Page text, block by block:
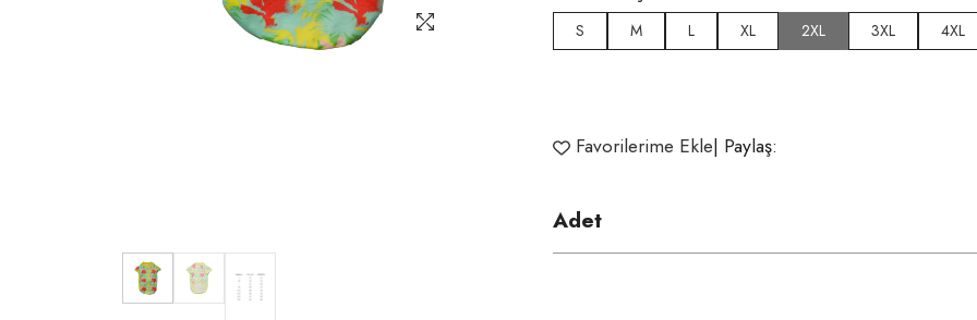
S M L XL 2XL 3XL 4XL
Favorilerime Ekle| Paylaş:
Adet